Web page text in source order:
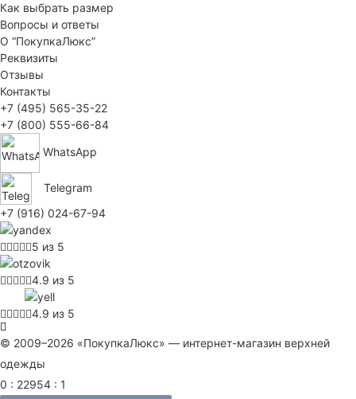
Как выбрать размер
Вопросы и ответы
О “ПокупкаЛюкс”
Реквизиты
Отзывы
Контакты
+7 (495) 565-35-22
+7 (800) 555-66-84
WhatsApp
Telegram
+7 (916) 024-67-94
5 из 5
4.9 из 5
4.9 из 5
© 2009–2026 «ПокупкаЛюкс» — интернет-магазин верхней
одежды
0 : 22954 : 1